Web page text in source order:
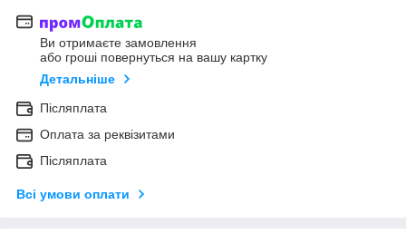
Ви отримаєте замовлення
або гроші повернуться на вашу картку
Детальніше
Післяплата
Оплата за реквізитами
Післяплата
Всі умови оплати